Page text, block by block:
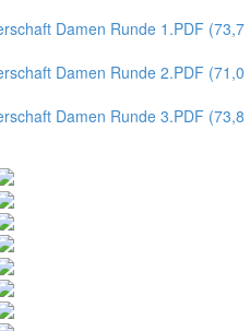
Damen Runde 1.PDF (73,7
Damen Runde 2.PDF (71,0
Damen Runde 3.PDF (73,8